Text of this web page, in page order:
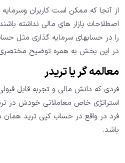
از آنجا که ممکن است کاربران وسرمایه
اصطلاحات بازار های مالی نداشته
را در حسابهای سرمایه گذاری مثل
در این بخش به همره توضیح
معالمه گر یا تریدر
فردی که دانش مالی و تجربه قابل
استراتژی خاص معاملاتی خودش در
فرد در واقع در حساب کپی ترید
باشد.